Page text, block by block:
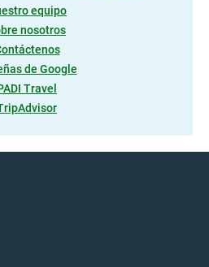
equipo
nosotros
de Google
Travel